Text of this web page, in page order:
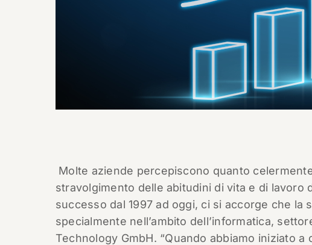
Molte aziende percepiscono quanto
stravolgimento delle abitudini di vita e di lavoro
successo dal 1997 ad oggi, ci si accorge che la
specialmente nell’ambito dell’informatica,
Technology GmbH. “Quando abbiamo iniziato